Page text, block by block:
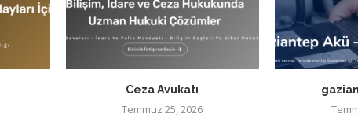
Ceza Avukatı
Temmuz 25, 2026